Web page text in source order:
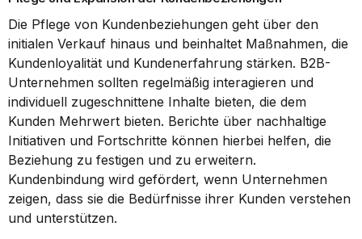
Die Pflege von Kundenbeziehungen geht über den
initialen Verkauf hinaus und beinhaltet Maßnahmen, die
Kundenloyalität und Kundenerfahrung stärken. B2B-
Unternehmen sollten regelmäßig interagieren und
individuell zugeschnittene Inhalte bieten, die dem
Kunden Mehrwert bieten. Berichte über nachhaltige
Initiativen und Fortschritte können hierbei helfen, die
Beziehung zu festigen und zu erweitern.
Kundenbindung wird gefördert, wenn Unternehmen
zeigen, dass sie die Bedürfnisse ihrer Kunden verstehen
und unterstützen.